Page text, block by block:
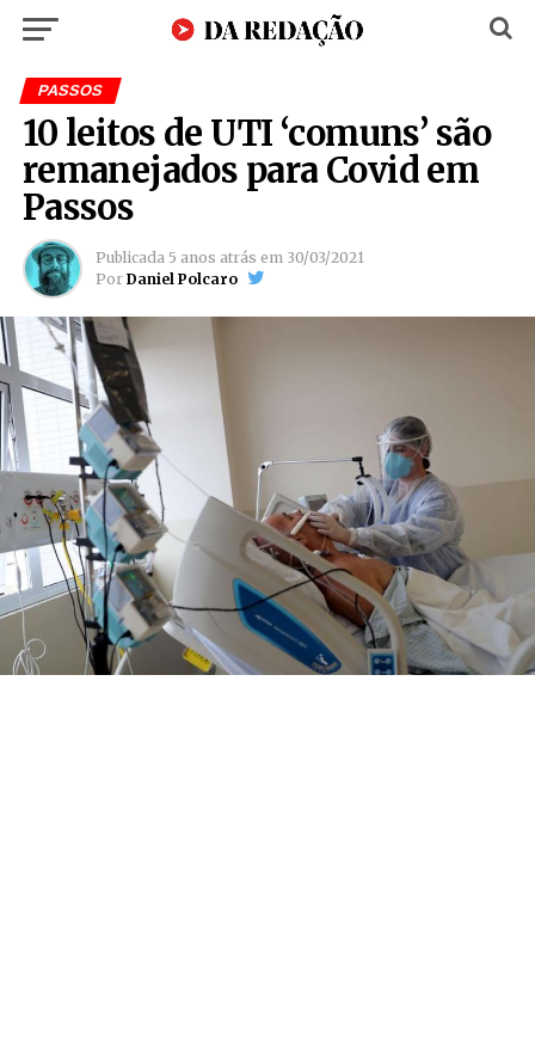
PASSOS
10 leitos de UTI ‘comuns’ são
remanejados para Covid em
Passos
Publicada 5 anos atrás em 30/03/2021
Por Daniel Polcaro